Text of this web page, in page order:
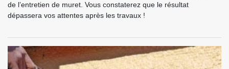
de l’entretien de muret. Vous constaterez que le résultat
dépassera vos attentes après les travaux !